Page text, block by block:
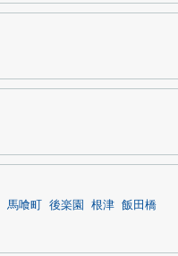
馬喰町 後楽園 根津 飯田橋